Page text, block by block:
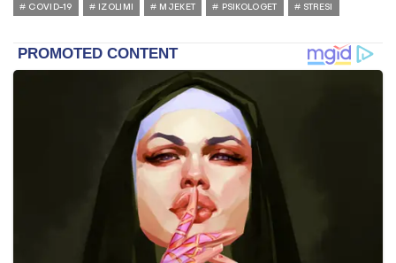
COVID-19 IZOLIMI MJEKET PSIKOLOGET STRESI